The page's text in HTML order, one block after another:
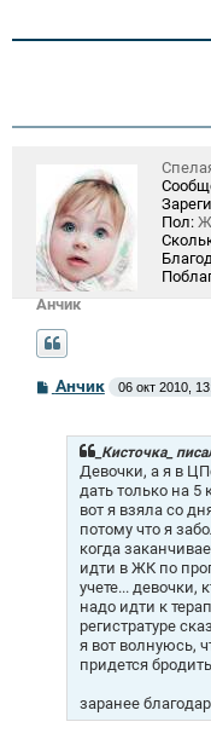
Анчик
Пол:
С
о
Анчик 06 окт 2010,
_Кисточка_
Девочки, а я в
дать только на
вот я взяла со
потому что я
когда
идти в ЖК по
учете... девочки,
надо идти к
регистратуре
я вот волнуюсь,
придется
заранее